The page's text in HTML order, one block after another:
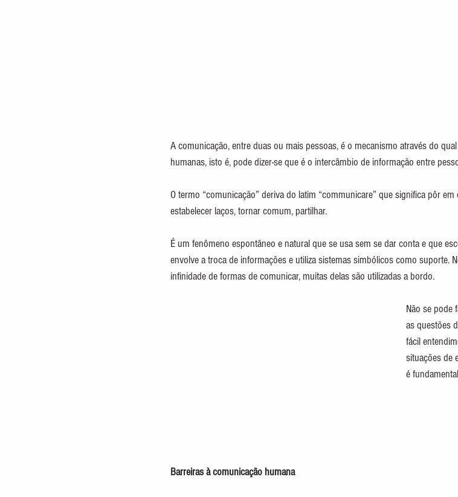
A comunicação, entre duas ou mais pessoas, é o mecanismo através do
humanas, isto é, pode dizer-se que é o intercâmbio de informação entre
O termo “comunicação” deriva do latim “communicare” que significa pôr
estabelecer laços, tornar comum, partilhar.
É um fenômeno espontâneo e natural que se usa sem se dar conta e que
envolve a troca de informações e utiliza sistemas simbólicos como suporte.
infinidade de formas de comunicar, muitas delas são utilizadas a bordo.
Não se pode
as questões
fácil
situações de
é
Barreiras à comunicação humana